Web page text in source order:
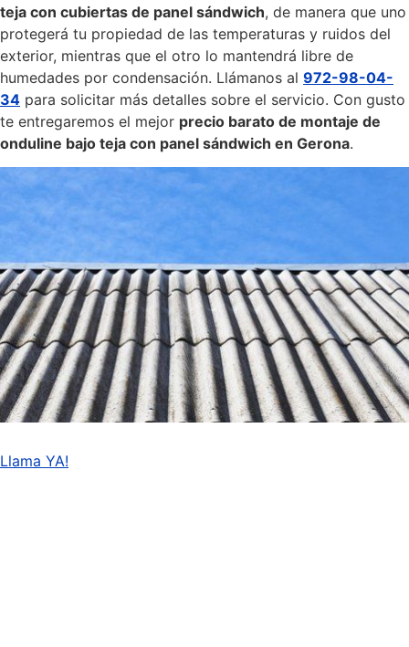
teja con cubiertas de panel sándwich, de manera que uno
protegerá tu propiedad de las temperaturas y ruidos del
exterior, mientras que el otro lo mantendrá libre de
humedades por condensación. Llámanos al 972-98-04-
34 para solicitar más detalles sobre el servicio. Con gusto
te entregaremos el mejor precio barato de montaje de
onduline bajo teja con panel sándwich en Gerona.
Llama YA!